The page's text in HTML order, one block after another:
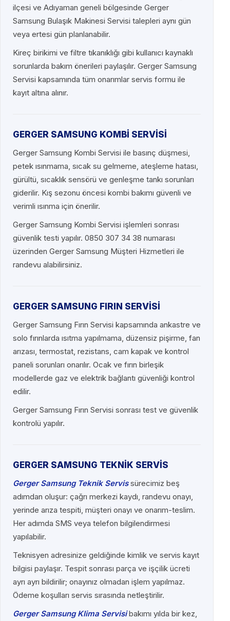
ilçesi ve Adıyaman geneli bölgesinde Gerger
Samsung Bulaşık Makinesi Servisi talepleri aynı gün
veya ertesi gün planlanabilir.
Kireç birikimi ve filtre tıkanıklığı gibi kullanıcı kaynaklı
sorunlarda bakım önerileri paylaşılır. Gerger Samsung
Servisi kapsamında tüm onarımlar servis formu ile
kayıt altına alınır.
GERGER SAMSUNG KOMBİ SERVİSİ
Gerger Samsung Kombi Servisi ile basınç düşmesi,
petek ısınmama, sıcak su gelmeme, ateşleme hatası,
gürültü, sıcaklık sensörü ve genleşme tankı sorunları
giderilir. Kış sezonu öncesi kombi bakımı güvenli ve
verimli ısınma için önerilir.
Gerger Samsung Kombi Servisi işlemleri sonrası
güvenlik testi yapılır. 0850 307 34 38 numarası
üzerinden Gerger Samsung Müşteri Hizmetleri ile
randevu alabilirsiniz.
GERGER SAMSUNG FIRIN SERVİSİ
Gerger Samsung Fırın Servisi kapsamında ankastre ve
solo fırınlarda ısıtma yapılmama, düzensiz pişirme, fan
arızası, termostat, rezistans, cam kapak ve kontrol
paneli sorunları onarılır. Ocak ve fırın birleşik
modellerde gaz ve elektrik bağlantı güvenliği kontrol
edilir.
Gerger Samsung Fırın Servisi sonrası test ve güvenlik
kontrolü yapılır.
GERGER SAMSUNG TEKNİK SERVİS
Gerger Samsung Teknik Servissürecimiz beş
adımdan oluşur: çağrı merkezi kaydı, randevu onayı,
yerinde arıza tespiti, müşteri onayı ve onarım-teslim.
Her adımda SMS veya telefon bilgilendirmesi
yapılabilir.
Teknisyen adresinize geldiğinde kimlik ve servis kayıt
bilgisi paylaşır. Tespit sonrası parça ve işçilik ücreti
ayrı ayrı bildirilir; onayınız olmadan işlem yapılmaz.
Ödeme koşulları servis sırasında netleştirilir.
Gerger Samsung Klima Servisibakımı yılda bir kez,